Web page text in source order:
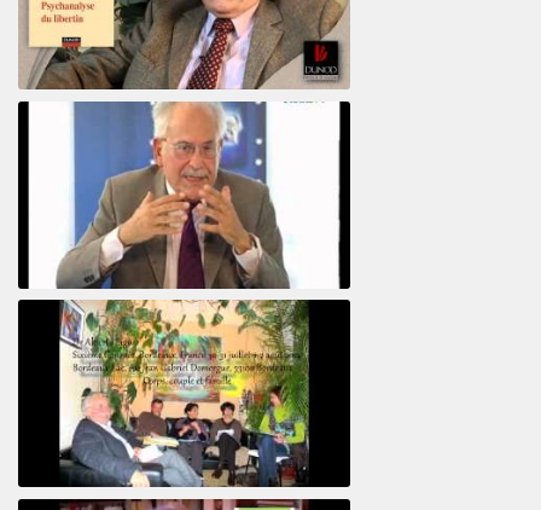
Psychanalyse du libertin
Le pervers narcissique et son complice